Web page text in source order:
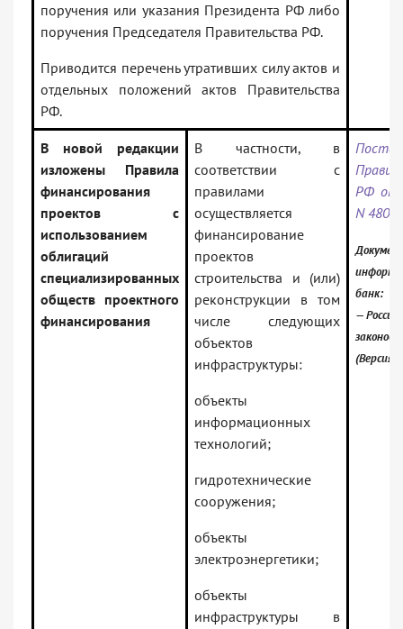
поручения или указания Президента РФ либо
поручения Председателя Правительства РФ.
Приводится перечень утративших силу актов и
отдельных положений актов Правительства
РФ.
В новой редакции
изложены Правила
финансирования
проектов с
использованием
облигаций
специализированных
обществ проектного
финансирования
В частности, в
соответствии с
правилами
осуществляется
финансирование
проектов
строительства и (или)
реконструкции в том
числе следующих
объектов
инфраструктуры:
объекты
информационных
технологий;
гидротехнические
сооружения;
объекты
электроэнергетики;
объекты
инфраструктуры в
РФ от
N 480
банк:
—
(Версия